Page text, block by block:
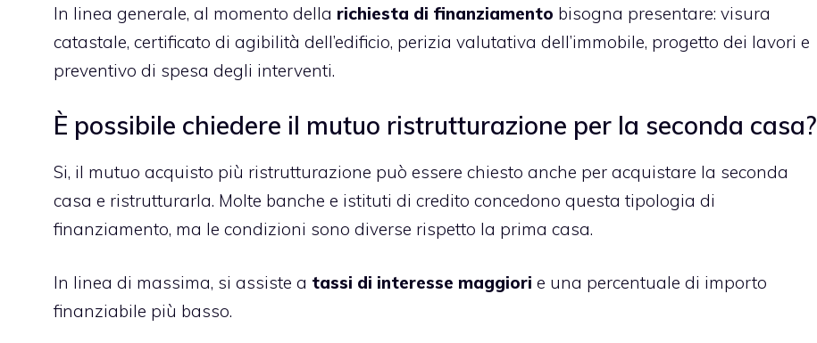
In linea generale, al momento della richiesta di finanziamento bisogna presentare: visura
catastale, certificato di agibilità dell’edificio, perizia valutativa dell’immobile, progetto dei lavori e
preventivo di spesa degli interventi.
È possibile chiedere il mutuo ristrutturazione per la seconda casa?
Si, il mutuo acquisto più ristrutturazione può essere chiesto anche per acquistare la seconda
casa e ristrutturarla. Molte banche e istituti di credito concedono questa tipologia di
finanziamento, ma le condizioni sono diverse rispetto la prima casa.
In linea di massima, si assiste a tassi di interesse maggiori e una percentuale di importo
finanziabile più basso.